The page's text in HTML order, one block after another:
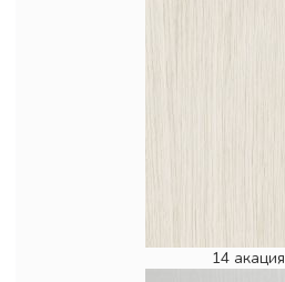
14 акация